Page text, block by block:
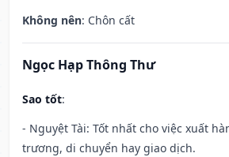
Không nên: Chôn cất
Ngọc Hạp Thông Thư
Sao tốt:
- Nguyệt Tài: Tốt nhất cho việc xuất
trương, di chuyển hay giao dịch.